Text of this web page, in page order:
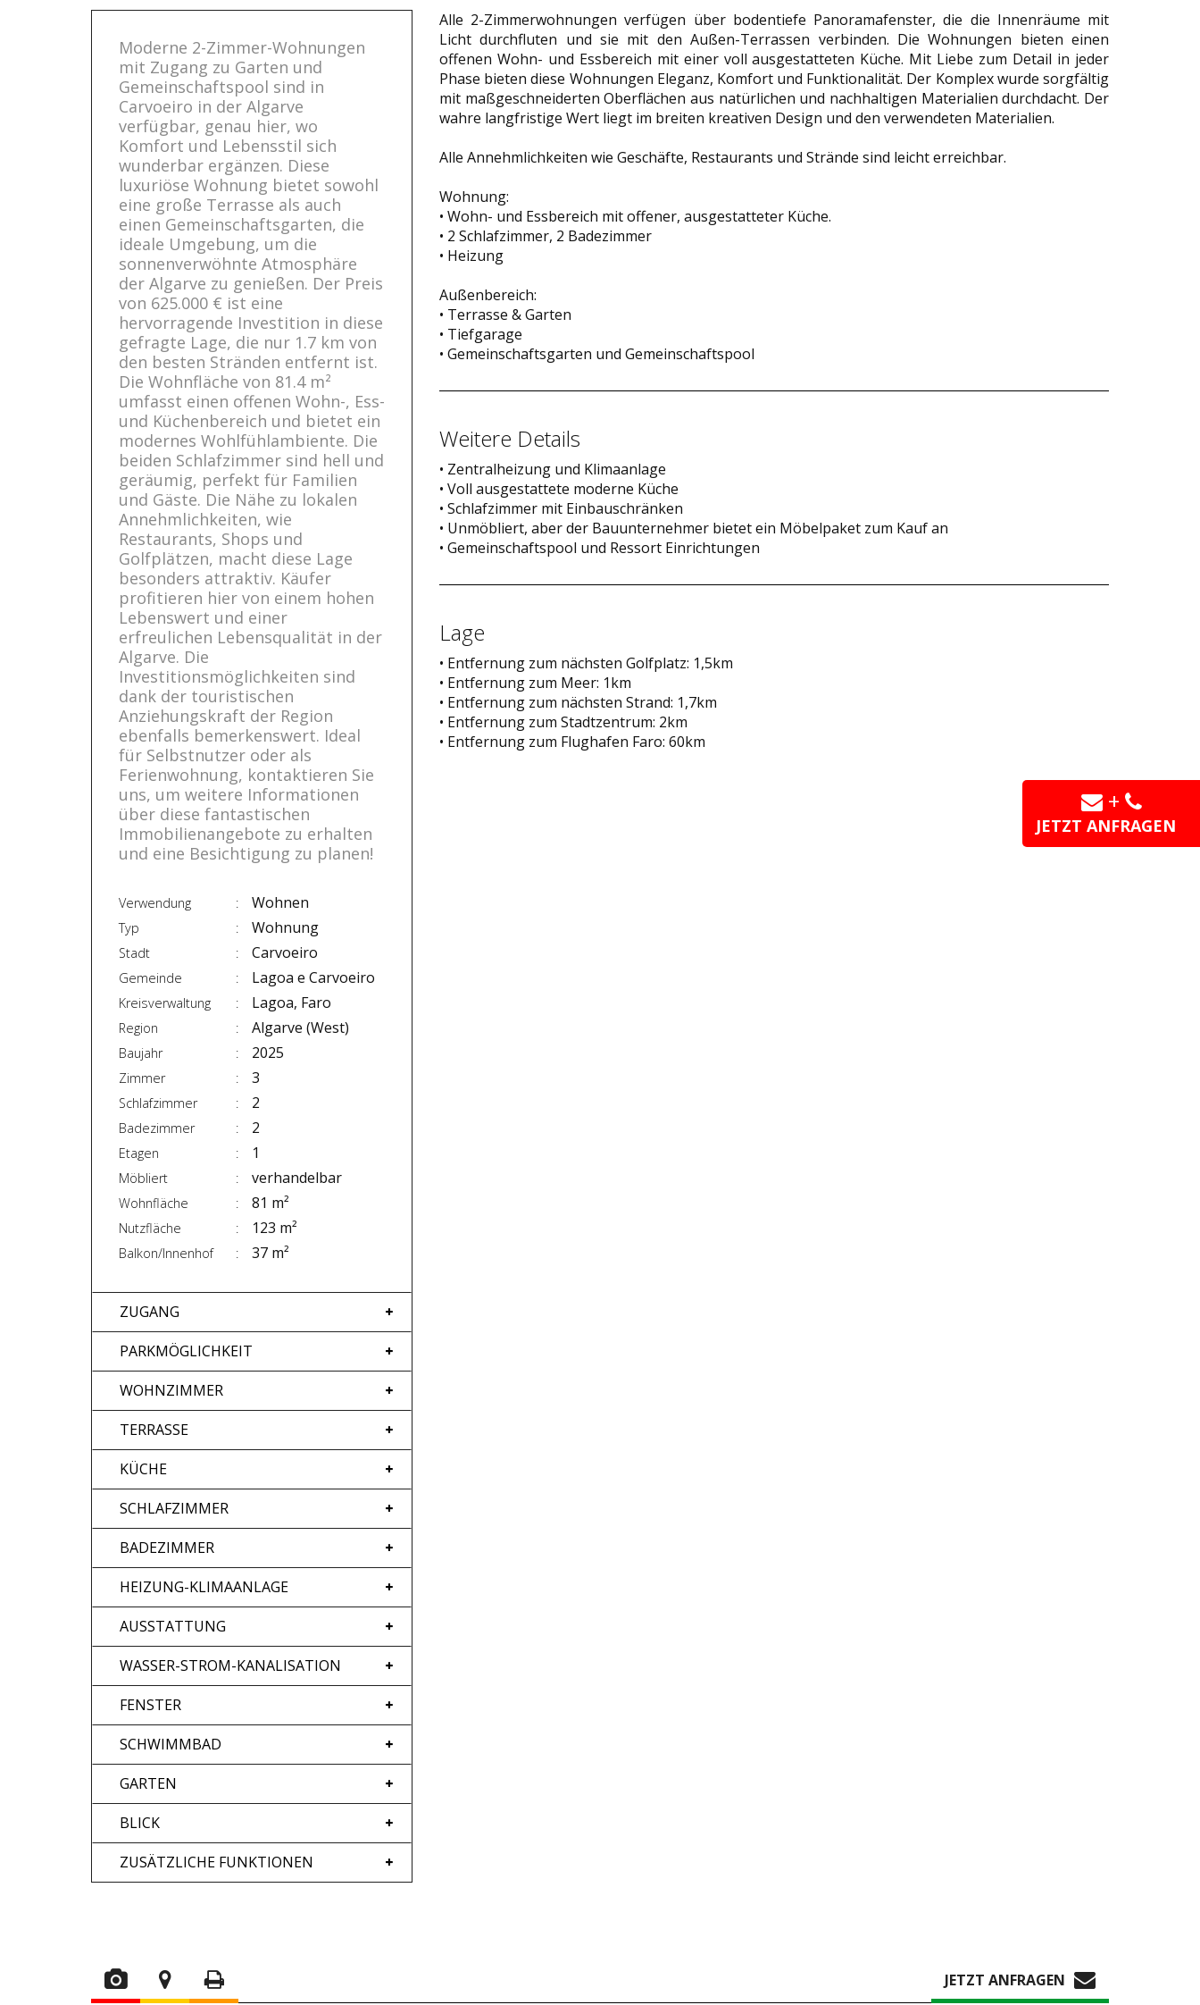
Moderne 2-Zimmer-Wohnungen
mit Zugang zu Garten und
Gemeinschaftspool sind in
Carvoeiro in der Algarve
verfügbar, genau hier, wo
Komfort und Lebensstil sich
wunderbar ergänzen. Diese
luxuriöse Wohnung bietet sowohl
eine große Terrasse als auch
einen Gemeinschaftsgarten, die
ideale Umgebung, um die
sonnenverwöhnte Atmosphäre
der Algarve zu genießen. Der Preis
von 625.000 € ist eine
hervorragende Investition in diese
gefragte Lage, die nur 1.7 km von
den besten Stränden entfernt ist.
Die Wohnfläche von 81.4 m²
umfasst einen offenen Wohn-, Ess-
und Küchenbereich und bietet ein
modernes Wohlfühlambiente. Die
beiden Schlafzimmer sind hell und
geräumig, perfekt für Familien
und Gäste. Die Nähe zu lokalen
Annehmlichkeiten, wie
Restaurants, Shops und
Golfplätzen, macht diese Lage
besonders attraktiv. Käufer
profitieren hier von einem hohen
Lebenswert und einer
erfreulichen Lebensqualität in der
Algarve. Die
Investitionsmöglichkeiten sind
dank der touristischen
Anziehungskraft der Region
ebenfalls bemerkenswert. Ideal
für Selbstnutzer oder als
Ferienwohnung, kontaktieren Sie
uns, um weitere Informationen
über diese fantastischen
Immobilienangebote zu erhalten
und eine Besichtigung zu planen!
Verwendung Wohnen
Typ Wohnung
Stadt Carvoeiro
Gemeinde Lagoa e Carvoeiro
Kreisverwaltung Lagoa, Faro
Region Algarve (West)
Baujahr 2025
Zimmer 3
Schlafzimmer 2
Badezimmer 2
Etagen 1
Möbliert verhandelbar
Wohnfläche 81 m²
Nutzfläche 123 m²
Balkon/Innenhof 37 m²
ZUGANG
PARKMÖGLICHKEIT
WOHNZIMMER
TERRASSE
KÜCHE
SCHLAFZIMMER
BADEZIMMER
HEIZUNG-KLIMAANLAGE
AUSSTATTUNG
WASSER-STROM-KANALISATION
FENSTER
SCHWIMMBAD
GARTEN
BLICK
ZUSÄTZLICHE FUNKTIONEN
Alle 2-Zimmerwohnungen verfügen über bodentiefe Panoramafenster, die die Innenräume mit
Licht durchfluten und sie mit den Außen-Terrassen verbinden. Die Wohnungen bieten einen
offenen Wohn- und Essbereich mit einer voll ausgestatteten Küche. Mit Liebe zum Detail in jeder
Phase bieten diese Wohnungen Eleganz, Komfort und Funktionalität. Der Komplex wurde sorgfältig
mit maßgeschneiderten Oberflächen aus natürlichen und nachhaltigen Materialien durchdacht. Der
wahre langfristige Wert liegt im breiten kreativen Design und den verwendeten Materialien.
Alle Annehmlichkeiten wie Geschäfte, Restaurants und Strände sind leicht erreichbar.
Wohnung:
• Wohn- und Essbereich mit offener, ausgestatteter Küche.
• 2 Schlafzimmer, 2 Badezimmer
• Heizung
Außenbereich:
• Terrasse & Garten
• Tiefgarage
• Gemeinschaftsgarten und Gemeinschaftspool
Weitere Details
• Zentralheizung und Klimaanlage
• Voll ausgestattete moderne Küche
• Schlafzimmer mit Einbauschränken
• Unmöbliert, aber der Bauunternehmer bietet ein Möbelpaket zum Kauf an
• Gemeinschaftspool und Ressort Einrichtungen
Lage
• Entfernung zum nächsten Golfplatz: 1,5km
• Entfernung zum Meer: 1km
• Entfernung zum nächsten Strand: 1,7km
• Entfernung zum Stadtzentrum: 2km
• Entfernung zum Flughafen Faro: 60km
JETZT ANFRAGEN
JETZT ANFRAGEN
+